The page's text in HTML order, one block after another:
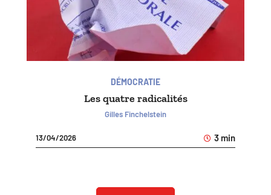
DÉMOCRATIE
Les quatre radicalités
Gilles Finchelstein
13/04/2026 3 min